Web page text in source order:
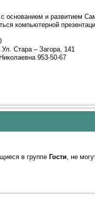
с основанием и развитием
компьютерной
Стара – Загора, 141
953-50-67
в группе Гости, не